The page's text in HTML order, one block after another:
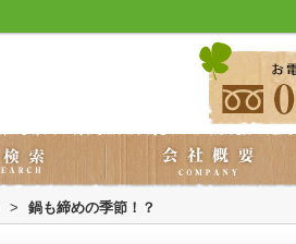
> 鍋も締めの季節！？